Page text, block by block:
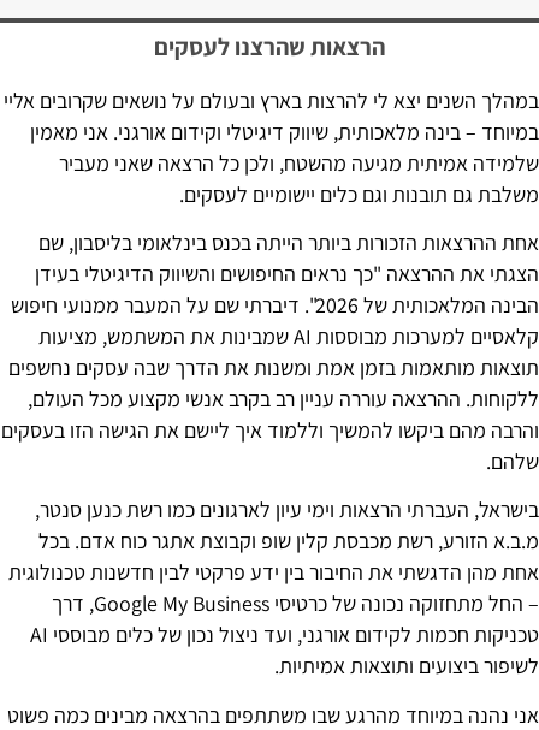
הרצאות שהרצנו לעסקים
במהלך השנים יצא לי להרצות בארץ ובעולם על נושאים שקרובים אליי
במיוחד – בינה מלאכותית, שיווק דיגיטלי וקידום אורגני. אני מאמין
שלמידה אמיתית מגיעה מהשטח, ולכן כל הרצאה שאני מעביר
משלבת גם תובנות וגם כלים יישומיים לעסקים.
אחת ההרצאות הזכורות ביותר הייתה בכנס בינלאומי בליסבון, שם
הצגתי את ההרצאה "כך נראים החיפושים והשיווק הדיגיטלי בעידן
הבינה המלאכותית של 2026". דיברתי שם על המעבר ממנועי חיפוש
קלאסיים למערכות מבוססות AI שמבינות את המשתמש, מציעות
תוצאות מותאמות בזמן אמת ומשנות את הדרך שבה עסקים נחשפים
ללקוחות. ההרצאה עוררה עניין רב בקרב אנשי מקצוע מכל העולם,
והרבה מהם ביקשו להמשיך וללמוד איך ליישם את הגישה הזו בעסקים
שלהם.
בישראל, העברתי הרצאות וימי עיון לארגונים כמו רשת כנען סנטר,
מ.ב.א הזורע, רשת מכבסת קלין שופ וקבוצת אתגר כוח אדם. בכל
אחת מהן הדגשתי את החיבור בין ידע פרקטי לבין חדשנות טכנולוגית
– החל מתחזוקה נכונה של כרטיסי Google My Business, דרך
טכניקות חכמות לקידום אורגני, ועד ניצול נכון של כלים מבוססי AI
לשיפור ביצועים ותוצאות אמיתיות.
אני נהנה במיוחד מהרגע שבו משתתפים בהרצאה מבינים כמה פשוט